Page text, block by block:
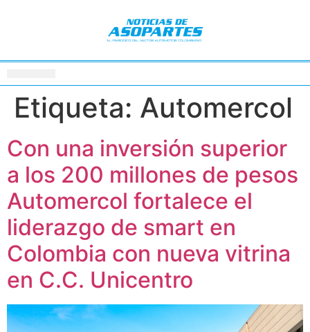
Etiqueta: Automercol
Con una inversión superior
a los 200 millones de pesos
Automercol fortalece el
liderazgo de smart en
Colombia con nueva vitrina
en C.C. Unicentro